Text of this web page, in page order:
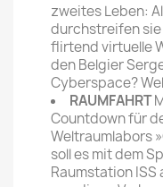
zweites Leben:
durchstreifen
flirtend virtuelle
den Belgier
Cyberspace?
RAUMFAHRT
Countdown für
Weltraumlabors
soll es mit dem
Raum­station